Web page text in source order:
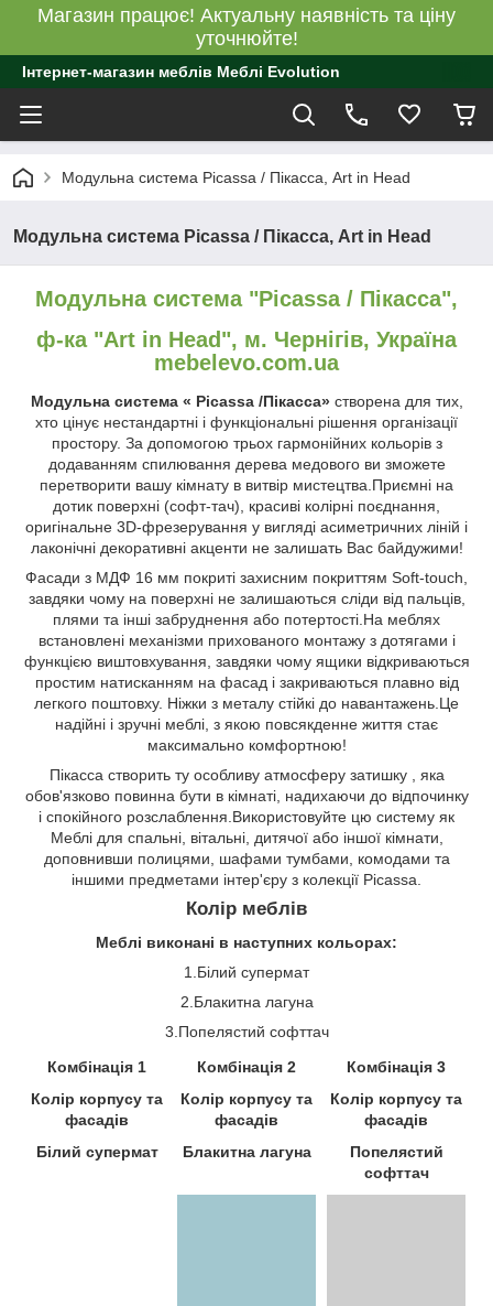
Магазин працює! Актуальну наявність та ціну
уточнюйте!
Інтернет-магазин меблів Меблі Evolution
Модульна система Picassa / Пікасса, Art in Head
Модульна система Picassa / Пікасса, Art in Head
Модульна система "Picassa / Пікасса",
ф-ка "Art in Head", м. Чернігів, Україна
mebelevo.com.ua
Модульна система « Picassa /Пікасса» створена для тих,
хто цінує нестандартні і функціональні рішення організації
простору. За допомогою трьох гармонійних кольорівз
додаванням спилювання дерева медового ви зможете
перетворити вашу кімнату в витвір мистецтва.Приємні на
дотик поверхні (софт-тач), красиві колірні поєднання,
оригінальне 3D-фрезерування у вигляді асиметричних ліній і
лаконічні декоративні акценти не залишать Вас байдужими!
Фасади з МДФ 16 мм покриті захисним покриттям Soft-touch,
завдяки чому на поверхні не залишаються сліди від пальців,
плями та інші забруднення або потертості.На меблях
встановлені механізми прихованого монтажу з дотягами і
функцією виштовхування, завдяки чому ящики відкриваються
простим натисканням на фасад і закриваються плавно від
легкого поштовху. Ніжки з металу стійкі до навантажень.Це
надійні і зручні меблі, з якою повсякденне життя стає
максимально комфортною!
Пікасса створить ту особливу атмосферу затишку , яка
обов'язково повинна бути в кімнаті, надихаючи до відпочинку
і спокійного розслаблення.Використовуйте цю систему як
Меблі для спальні, вітальні, дитячої або іншої кімнати,
доповнивши полицями, шафами тумбами, комодами та
іншими предметами інтер'єру з колекції Picassa.
Колір меблів
Меблі виконані в наступних кольорах:
1.Білий супермат
2.Блакитна лагуна
3.Попелястий софттач
Комбінація 1 Комбінація 2 Комбінація 3
Колір корпусу та
фасадів
Колір корпусу та
фасадів
Колір корпусу та
фасадів
Білий супермат
Блакитна лагуна
Попелястий
софттач